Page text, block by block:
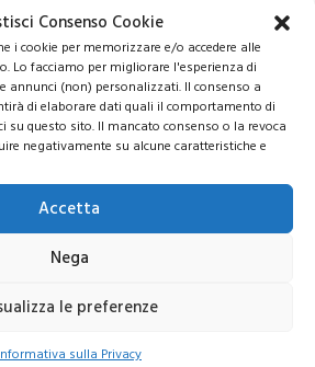
Consenso Cookie
i cookie per memorizzare e/o accedere alle
Lo facciamo per migliorare l'esperienza di
annunci (non) personalizzati. Il consenso a
di elaborare dati quali il comportamento di
su questo sito. Il mancato consenso o la revoca
negativamente su alcune caratteristiche e
Accetta
Nega
le preferenze
sulla Privacy
da mettere nel mirino nei